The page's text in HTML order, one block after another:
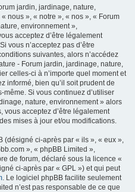
jardin, jardinage, nature,
nous », « notre », « nos », « Forum
environnement »,
acceptez d’être légalement
vous n’acceptez pas d’être
suivantes, alors n’accédez
- Forum jardin, jardinage, nature,
celles-ci à n’importe quel moment et
informé, bien qu’il soit prudent de
Si vous continuez d’utiliser
nature, environnement » alors
vous acceptez d’être légalement
mises à jour et/ou modifications.
(désigné ci-après par « ils », « eux »,
», « phpBB Limited »,
de forum, déclaré sous la licence «
ci-après par « GPL ») et qui peut
. Le logiciel phpBB facilite seulement
n’est pas responsable de ce que